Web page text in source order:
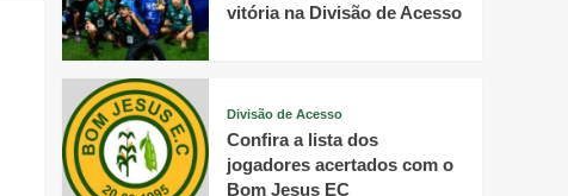
vitória na Divisão de Acesso
Divisão de Acesso
Confira a lista dos
jogadores acertados com o
Bom Jesus EC